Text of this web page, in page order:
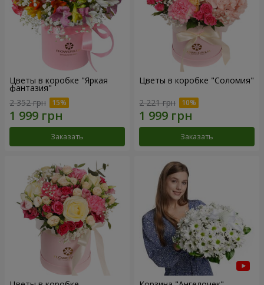
Цветы в коробке "Яркая
фантазия"
2 352 грн
Заказать
Цветы в коробке "Соломия"
2 221 грн
Заказать